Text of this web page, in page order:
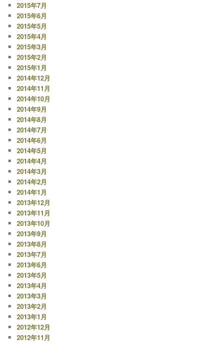
2015年7月
2015年6月
2015年5月
2015年4月
2015年3月
2015年2月
2015年1月
2014年12月
2014年11月
2014年10月
2014年9月
2014年8月
2014年7月
2014年6月
2014年5月
2014年4月
2014年3月
2014年2月
2014年1月
2013年12月
2013年11月
2013年10月
2013年9月
2013年8月
2013年7月
2013年6月
2013年5月
2013年4月
2013年3月
2013年2月
2013年1月
2012年12月
2012年11月